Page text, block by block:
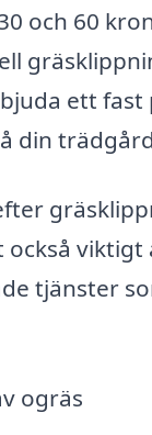
och 60
ett fast
din
också
tjänster
ogräs